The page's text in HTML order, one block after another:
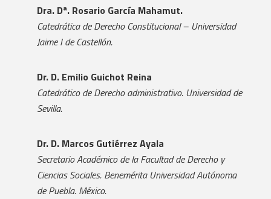
Dra. Dª. Rosario García Mahamut.
Catedrática de Derecho Constitucional – Universidad
Jaime I de Castellón.
Dr. D. Emilio Guichot Reina
Catedrático de Derecho administrativo. Universidad de
Sevilla.
Dr. D. Marcos Gutiérrez Ayala
Secretario Académico de la Facultad de Derecho y
Ciencias Sociales. Benemérita Universidad Autónoma
de Puebla. México.